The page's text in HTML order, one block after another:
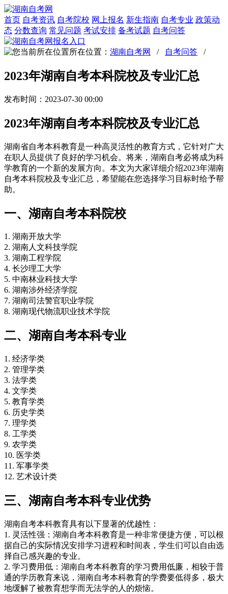
首页 自考资讯 自考院校 网上报名 新生指南 自考专业 政策动
态 分数查询 常见问题 考试安排 备考试题 自考问答
所在位置： 湖南自考网 / 自考问答 /
2023年湖南自考本科院校及专业汇总
发布时间：2023-07-30 00:00
2023年湖南自考本科院校及专业汇总
湖南省自考本科教育是一种高灵活性的教育方式，它针对广大
在职人员提供了良好的学习机会。将来，湖南自考必将成为科
学教育的一个新的发展方向。本文为大家详细介绍2023年湖南
自考本科院校及专业汇总，希望能在您选择学习目标时给予帮
助。
一、湖南自考本科院校
1. 湖南开放大学
2. 湖南人文科技学院
3. 湖南工程学院
4. 长沙理工大学
5. 中南林业科技大学
6. 湖南涉外经济学院
7. 湖南司法警官职业学院
8. 湖南现代物流职业技术学院
二、湖南自考本科专业
1. 经济学类
2. 管理学类
3. 法学类
4. 文学类
5. 教育学类
6. 历史学类
7. 理学类
8. 工学类
9. 农学类
10. 医学类
11. 军事学类
12. 艺术设计类
三、湖南自考本科专业优势
湖南自考本科教育具有以下显著的优越性：
1. 灵活性强：湖南自考本科教育是一种非常便捷方便，可以根
据自己的实际情况安排学习进程和时间表，学生们可以自由选
择自己感兴趣的专业。
2. 学习费用低：湖南自考本科教育的学习费用低廉，相较于普
通的学历教育来说，湖南自考本科教育的学费要低得多，极大
地缓解了被教育想学而无法学的人的烦恼。